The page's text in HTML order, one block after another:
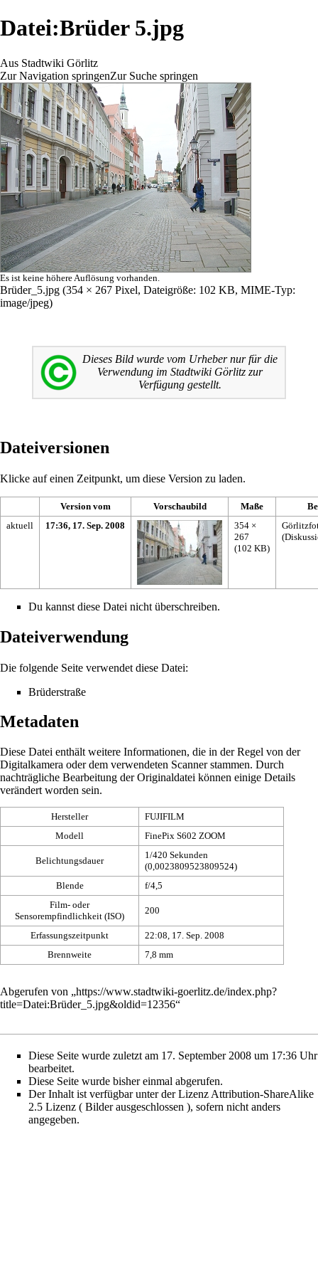
Datei:Brüder 5.jpg
Aus Stadtwiki Görlitz
Zur Navigation springenZur Suche springen
Es ist keine höhere Auflösung vorhanden.
Brüder_5.jpg (354 × 267 Pixel, Dateigröße: 102 KB, MIME-Typ:
image/jpeg)
Dieses Bild wurde vom Urheber nur für die
Verwendung im Stadtwiki Görlitz zur
Verfügung gestellt.
Dateiversionen
Klicke auf einen Zeitpunkt, um diese Version zu laden.
Version vom Vorschaubild Maße
aktuell
17:36, 17. Sep. 2008
354 ×
267
(102 KB)
(
Du kannst diese Datei nicht überschreiben.
Dateiverwendung
Die folgende Seite verwendet diese Datei:
Brüderstraße
Metadaten
Diese Datei enthält weitere Informationen, die in der Regel von der
Digitalkamera oder dem verwendeten Scanner stammen. Durch
nachträgliche Bearbeitung der Originaldatei können einige Details
verändert worden sein.
Hersteller
FUJIFILM
Modell
FinePix S602 ZOOM
Belichtungsdauer
1/420 Sekunden
(0,0023809523809524)
Blende
f/4,5
Film- oder
Sensorempfindlichkeit (ISO)
200
Erfassungszeitpunkt
22:08, 17. Sep. 2008
Brennweite
7,8 mm
Abgerufen von „https://www.stadtwiki-goerlitz.de/index.php?
title=Datei:Brüder_5.jpg&oldid=12356“
Diese Seite wurde zuletzt am 17. September 2008 um 17:36 Uhr
bearbeitet.
Diese Seite wurde bisher einmal abgerufen.
Der Inhalt ist verfügbar unter der Lizenz Attribution-ShareAlike
2.5 Lizenz ( Bilder ausgeschlossen ), sofern nicht anders
angegeben.